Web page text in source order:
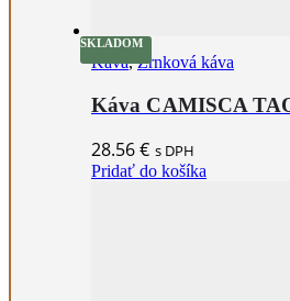
SKLADOM
Káva,Zrnková káva
Káva CAMISCA
28.56€ s DPH
Pridať do košíka